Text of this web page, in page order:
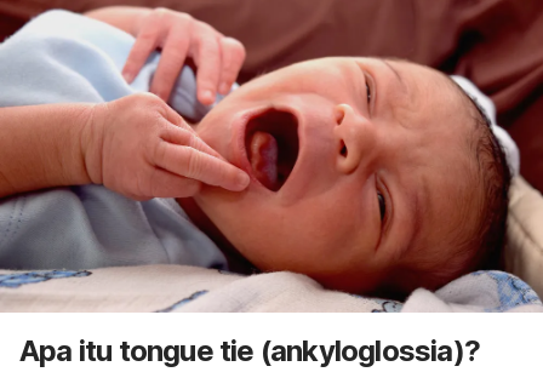
Apa itu tongue tie (ankyloglossia)?